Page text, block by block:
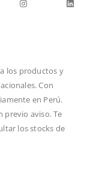
los productos y
Con
en Perú.
previo aviso. Te
los stocks de